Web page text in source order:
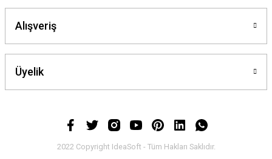
Alışveriş
Üyelik
2022 Copyright IdeaSoft - Tüm Hakları Saklıdır.